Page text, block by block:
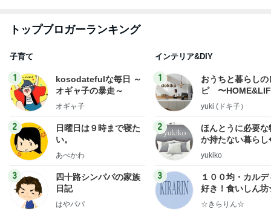
トップブロガーランキング
子育て
1
kosodatefulな毎日 ～
オギャ子の暴走～
オギャ子
2
日曜日は９時まで寝た
い。
あべかわ
3
四十路シンパパの家族
日記
はやパパ
インテリア&DIY
1
おうちと暮らしの
ピ 〜
yuki (ドキ子）
2
ほんとうに必要な
か持たない暮ら
ep Life Simple◆
yukiko
3
１００均・カルデ
好き！食いしん
らりん☆のブログ
☆きらりん☆